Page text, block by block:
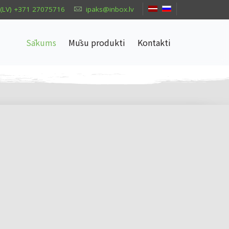
(LV) +371 27075716 ipaks@inbox.lv
Sākums Mūsu produkti Kontakti